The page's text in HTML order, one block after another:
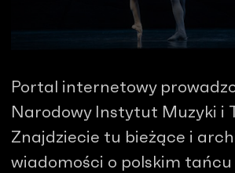
Portal internetowy
Narodowy Instytut Muzyki i
Znajdziecie tu bieżące i
wiadomości o polskim tańcu